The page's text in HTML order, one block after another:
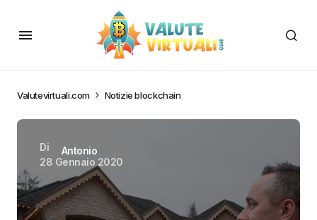
Valutevirtuali.com Notizie blockchain
Di
Antonio
28 Gennaio 2020